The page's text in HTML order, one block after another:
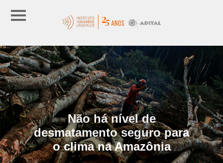
Não há nível de
desmatamento seguro para
o clima na Amazônia